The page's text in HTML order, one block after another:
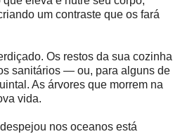
um contraste que os fará
Os restos da sua cozinha
sanitários — ou, para alguns de
As árvores que morrem na
vida.
nos oceanos está